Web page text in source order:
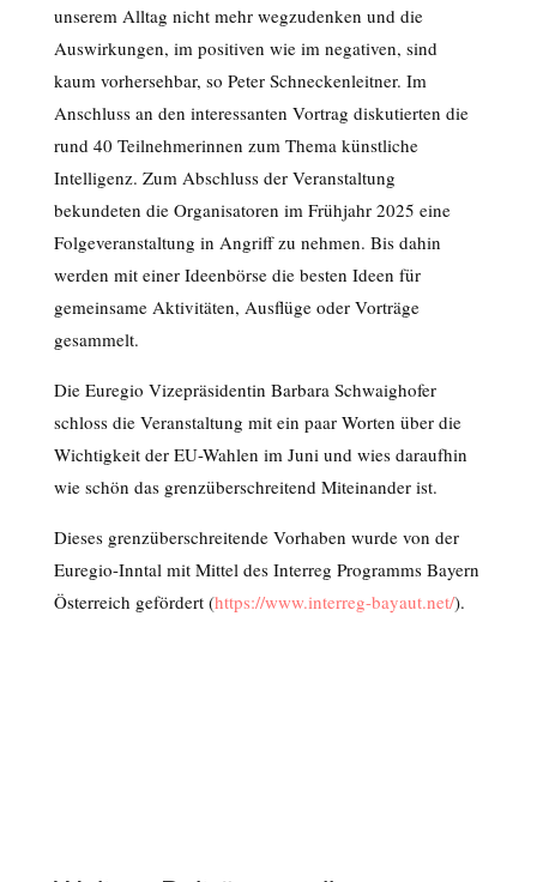
unserem Alltag nicht mehr wegzudenken und die
Auswirkungen, im positiven wie im negativen, sind
kaum vorhersehbar, so Peter Schneckenleitner. Im
Anschluss an den interessanten Vortrag diskutierten die
rund 40 Teilnehmerinnen zum Thema künstliche
Intelligenz. Zum Abschluss der Veranstaltung
bekundeten die Organisatoren im Frühjahr 2025 eine
Folgeveranstaltung in Angriff zu nehmen. Bis dahin
werden mit einer Ideenbörse die besten Ideen für
gemeinsame Aktivitäten, Ausflüge oder Vorträge
gesammelt.
Die Euregio Vizepräsidentin Barbara Schwaighofer
schloss die Veranstaltung mit ein paar Worten über die
Wichtigkeit der EU-Wahlen im Juni und wies daraufhin
wie schön das grenzüberschreitend Miteinander ist.
Dieses grenzüberschreitende Vorhaben wurde von der
Euregio-Inntal mit Mittel des Interreg Programms Bayern
Österreich gefördert (https://www.interreg-bayaut.net/).